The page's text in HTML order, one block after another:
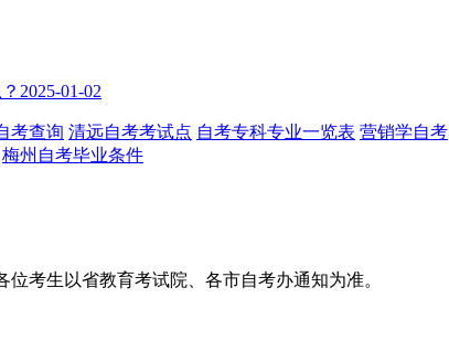
2025-01-02
考查询 清远自考考试点 自考专科专业一览表 营销学自考
梅州自考毕业条件
考生以省教育考试院、各市自考办通知为准。